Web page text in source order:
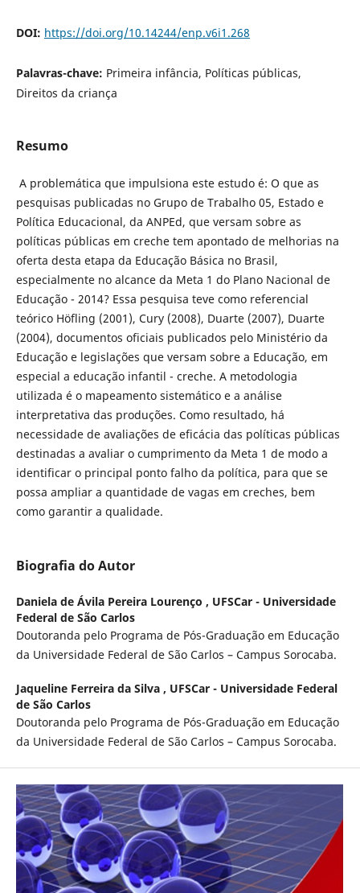
DOI: https://doi.org/10.14244/enp.v6i1.268
Palavras-chave: Primeira infância, Políticas públicas,
Direitos da criança
Resumo
A problemática que impulsiona este estudo é: O que as
pesquisas publicadas no Grupo de Trabalho 05, Estado e
Política Educacional, da ANPEd, que versam sobre as
políticas públicas em creche tem apontado de melhorias na
oferta desta etapa da Educação Básica no Brasil,
especialmente no alcance da Meta 1 do Plano Nacional de
Educação - 2014? Essa pesquisa teve como referencial
teórico Höfling (2001), Cury (2008), Duarte (2007), Duarte
(2004), documentos oficiais publicados pelo Ministério da
Educação e legislações que versam sobre a Educação, em
especial a educação infantil - creche. A metodologia
utilizada é o mapeamento sistemático e a análise
interpretativa das produções. Como resultado, há
necessidade de avaliações de eficácia das políticas públicas
destinadas a avaliar o cumprimento da Meta 1 de modo a
identificar o principal ponto falho da política, para que se
possa ampliar a quantidade de vagas em creches, bem
como garantir a qualidade.
Biografia do Autor
Daniela de Ávila Pereira Lourenço , UFSCar - Universidade
Federal de São Carlos
Doutoranda pelo Programa de Pós-Graduação em Educação
da Universidade Federal de São Carlos – Campus Sorocaba.
Jaqueline Ferreira da Silva , UFSCar - Universidade Federal
de São Carlos
Doutoranda pelo Programa de Pós-Graduação em Educação
da Universidade Federal de São Carlos – Campus Sorocaba.